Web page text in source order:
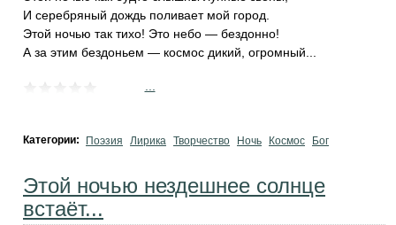
И серебряный дождь поливает мой город.
Этой ночью так тихо! Это небо — бездонно!
А за этим бездоньем — космос дикий, огромный...
Категории: Поэзия Лирика Творчество Ночь Космос Бог
Этой ночью нездешнее солнце
встаёт...